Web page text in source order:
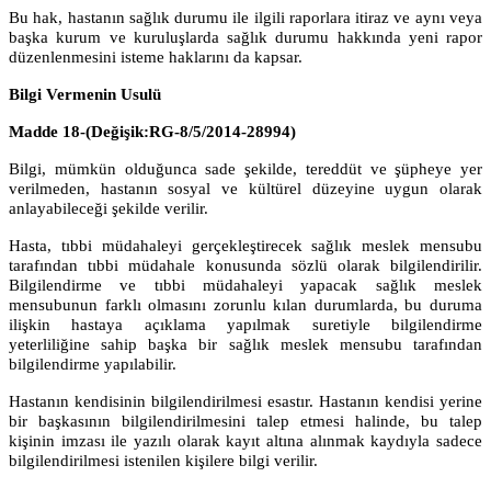
Bu hak, hastanın sağlık durumu ile ilgili raporlara itiraz ve aynı veya
başka kurum ve kuruluşlarda sağlık durumu hakkında yeni rapor
düzenlenmesini isteme haklarını da kapsar.
Bilgi Vermenin Usulü
Madde 18-(Değişik:RG-8/5/2014-28994)
Bilgi, mümkün olduğunca sade şekilde, tereddüt ve şüpheye yer
verilmeden, hastanın sosyal ve kültürel düzeyine uygun olarak
anlayabileceği şekilde verilir.
Hasta, tıbbi müdahaleyi gerçekleştirecek sağlık meslek mensubu
tarafından tıbbi müdahale konusunda sözlü olarak bilgilendirilir.
Bilgilendirme ve tıbbi müdahaleyi yapacak sağlık meslek
mensubunun farklı olmasını zorunlu kılan durumlarda, bu duruma
ilişkin hastaya açıklama yapılmak suretiyle bilgilendirme
yeterliliğine sahip başka bir sağlık meslek mensubu tarafından
bilgilendirme yapılabilir.
Hastanın kendisinin bilgilendirilmesi esastır. Hastanın kendisi yerine
bir başkasının bilgilendirilmesini talep etmesi halinde, bu talep
kişinin imzası ile yazılı olarak kayıt altına alınmak kaydıyla sadece
bilgilendirilmesi istenilen kişilere bilgi verilir.